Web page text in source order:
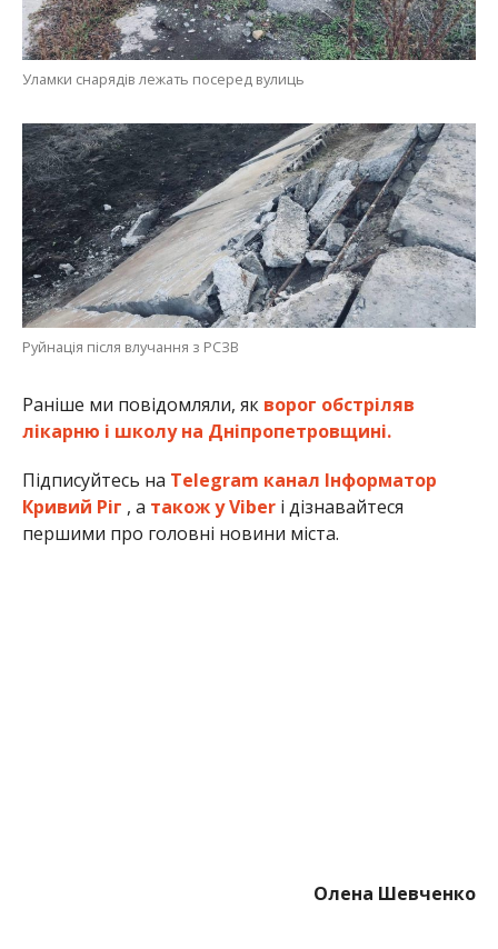
Уламки снарядів лежать посеред вулиць
Руйнація після влучання з РСЗВ
Раніше ми повідомляли, як ворог обстріляв
лікарню і школу на Дніпропетровщині.
Підписуйтесь на Telegram канал Інформатор
Кривий Ріг , а також у Viberі дізнавайтеся
першими про головні новини міста.
Олена Шевченко